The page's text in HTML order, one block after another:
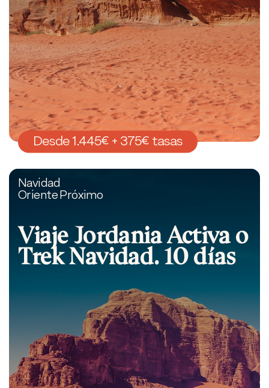
Desde 1.445€ + 375€ tasas
Navidad
Oriente Próximo
Viaje Jordania Activa o
Trek Navidad. 10 días